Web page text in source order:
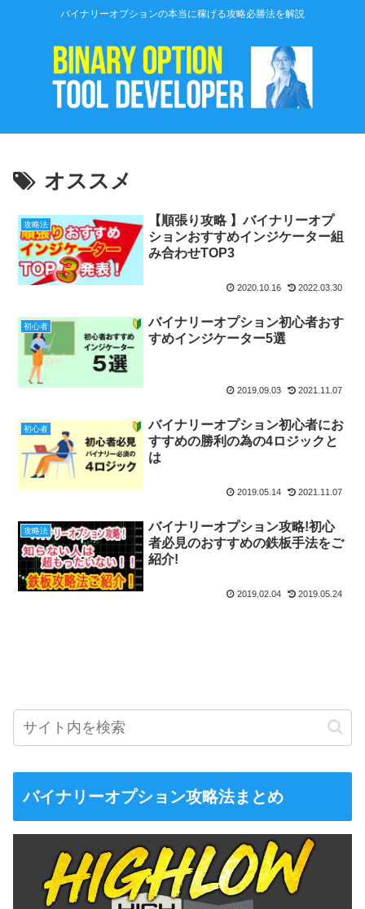
バイナリーオプションの本当に稼げる攻略必勝法を解説
オススメ
攻略法
【順張り攻略 】バイナリーオプ
ションおすすめインジケーター組
み合わせTOP3
2020.10.16 2022.03.30
初心者
バイナリーオプション初心者おす
すめインジケーター5選
2019.09.03 2021.11.07
初心者
バイナリーオプション初心者にお
すすめの勝利の為の4ロジックと
は
2019.05.14 2021.11.07
攻略法
バイナリーオプション攻略!初心
者必見のおすすめの鉄板手法をご
紹介!
2019.02.04 2019.05.24
バイナリーオプション攻略法まとめ